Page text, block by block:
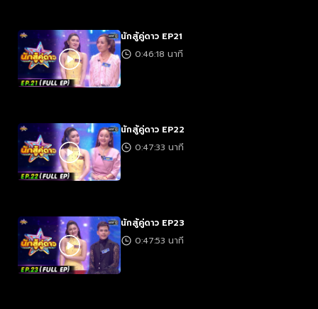
นักสู้คู่ดาว EP21
0:46:18 นาที
นักสู้คู่ดาว EP22
0:47:33 นาที
นักสู้คู่ดาว EP23
0:47:53 นาที